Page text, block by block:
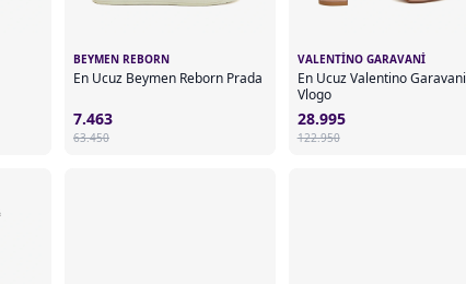
BEYMEN REBORN
En Ucuz Beymen Reborn Prada
7.463
63.450
VALENTINO GARAVANI
En Ucuz Valentino Garavani
Vlogo
28.995
122.950